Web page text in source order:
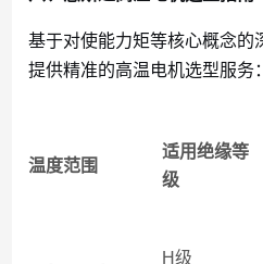
基于对使能力矩等核心概念的
提供精准的高温电机选型服务：
温度范围
适用绝缘等
级
H级